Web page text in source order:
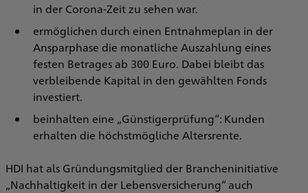
in der Corona-Zeit zu sehen war.
ermöglichen durch einen Entnahmeplan in der
Ansparphase die monatliche Auszahlung eines
festen Betrages ab 300 Euro. Dabei bleibt das
verbleibende Kapital in den gewählten Fonds
investiert.
beinhalten eine „Günstigerprüfung“: Kunden
erhalten die höchstmögliche Altersrente.
HDI hat als Gründungsmitglied der Brancheninitiative
„Nachhaltigkeit in der Lebensversicherung“ auch